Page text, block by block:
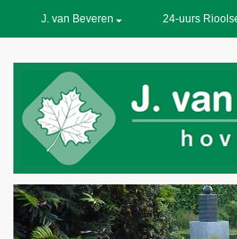
J. van Beveren 24-uurs